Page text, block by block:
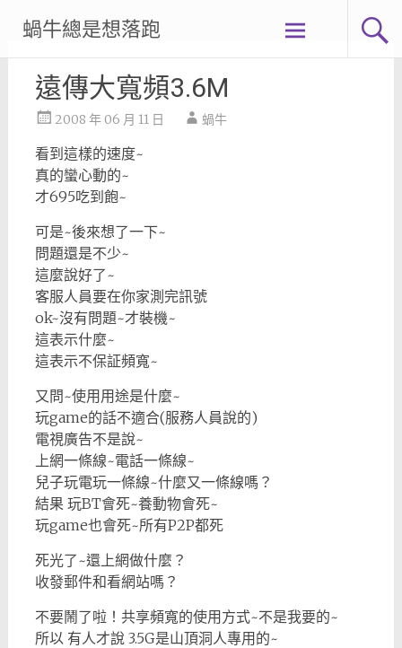
content
蝸牛總是想落跑
遠傳大寬頻3.6M
2008 年 06 月 11 日 蝸牛
看到這樣的速度~
真的蠻心動的~
才695吃到飽~
可是~後來想了一下~
問題還是不少~
這麼說好了~
客服人員要在你家測完訊號
ok~沒有問題~才裝機~
這表示什麼~
這表示不保証頻寬~
又問~使用用途是什麼~
玩game的話不適合(服務人員說的)
電視廣告不是說~
上網一條線~電話一條線~
兒子玩電玩一條線~什麼又一條線嗎？
結果 玩BT會死~養動物會死~
玩game也會死~所有P2P都死
死光了~還上網做什麼？
收發郵件和看網站嗎？
不要鬧了啦！共享頻寬的使用方式~不是我要的~
所以 有人才說 3.5G是山頂洞人專用的~